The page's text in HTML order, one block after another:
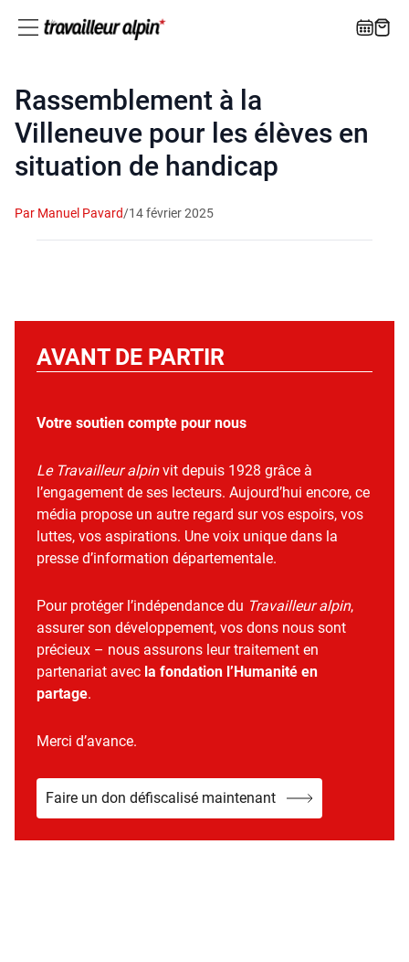
Rassemblement à la
Villeneuve pour les élèves en
situation de handicap
Par Manuel Pavard/14 février 2025
AVANT DE PARTIR
Votre soutien compte pour nous
Le Travailleur alpinvit depuis 1928 grâce à
l’engagement de ses lecteurs. Aujourd’hui encore, ce
média propose un autre regard sur vos espoirs, vos
luttes, vos aspirations. Une voix unique dans la
presse d’information départementale.
Pour protéger l’indépendance du Travailleur alpin,
assurer son développement, vos dons nous sont
précieux – nous assurons leur traitement en
partenariat avec la fondation l’Humanité en
partage.
Merci d’avance.
Faire un don défiscalisé maintenant